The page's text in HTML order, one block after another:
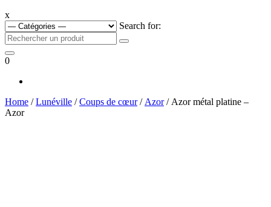
x
Search for:
0
Home /Lunéville /Coups de cœur/ Azor/ Azor métal platine –
Azor